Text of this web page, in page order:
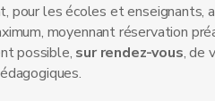
pour les écoles et enseignants,
moyennant réservation
possible, sur rendez-vous, de